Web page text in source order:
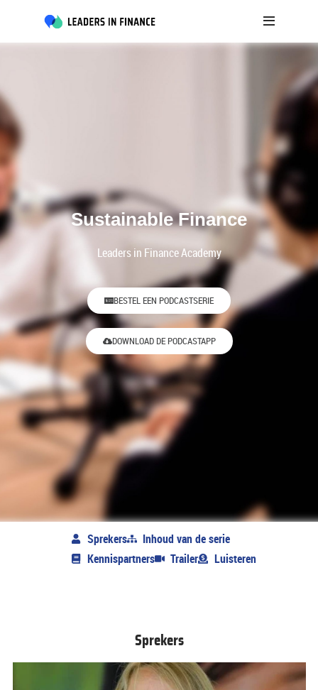
Sustainable Finance
Leaders in Finance Academy
BESTEL EEN PODCASTSERIE
DOWNLOAD DE PODCASTAPP
Sprekers
Inhoud van de serie
Kennispartners
Trailer Luisteren
Sprekers